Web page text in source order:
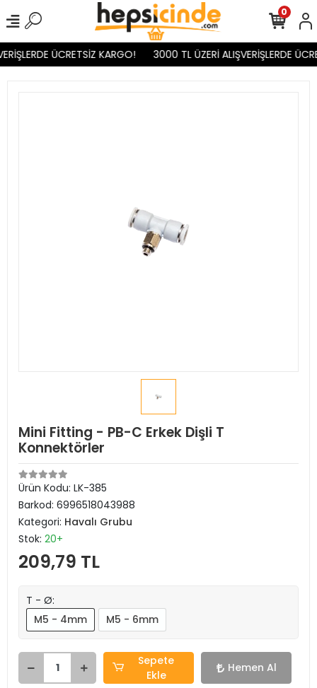
ÜCRETSİZ KARGO! 3000 TL ÜZERİ ALIŞVERİŞLERDE
0
Mini Fitting - PB-C Erkek Dişli T
Konnektörler
Ürün Kodu: LK-385
Barkod: 6996518043988
Kategori: Havalı Grubu
Stok: 20+
209,79 TL
T - Ø:
M5 - 4mm
M5 - 6mm
Sepete
Ekle
Hemen Al